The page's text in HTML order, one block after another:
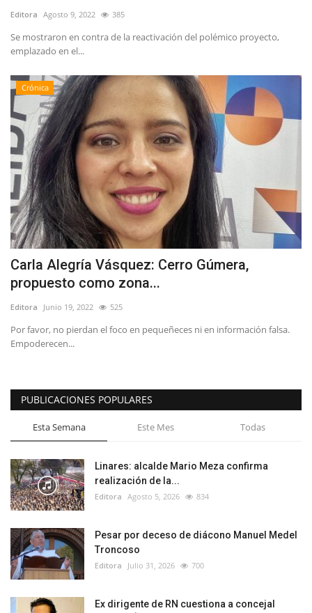
Editora Agosto 9, 2022 385
Se mostraron en contra de la reactivación del polémico proyecto,
emplazado en el...
Crónica
Carla Alegría Vásquez: Cerro Gúmera,
propuesto como zona...
Editora Junio 19, 2022 525
Por favor, no pierdan el foco en pequeñeces ni en información falsa.
Empoderecen...
PUBLICACIONES POPULARES
Esta Semana Este Mes Todas
Linares: alcalde Mario Meza confirma
realización de la...
Editora Agosto 5, 2026 834
Pesar por deceso de diácono Manuel Medel
Troncoso
Editora Julio 31, 2026 700
Ex dirigente de RN cuestiona a concejal